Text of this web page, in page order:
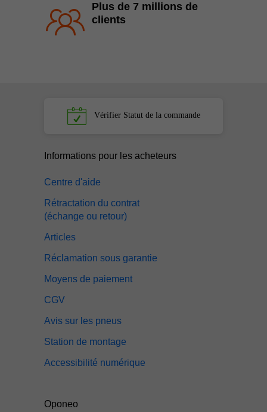
Plus de 7 millions de
clients
VérifierStatut de la commande
Informations pour les acheteurs
Centre d'aide
Rétractation du contrat
(échange ou retour)
Articles
Réclamation sous garantie
Moyens de paiement
CGV
Avis sur les pneus
Station de montage
Accessibilité numérique
Oponeo